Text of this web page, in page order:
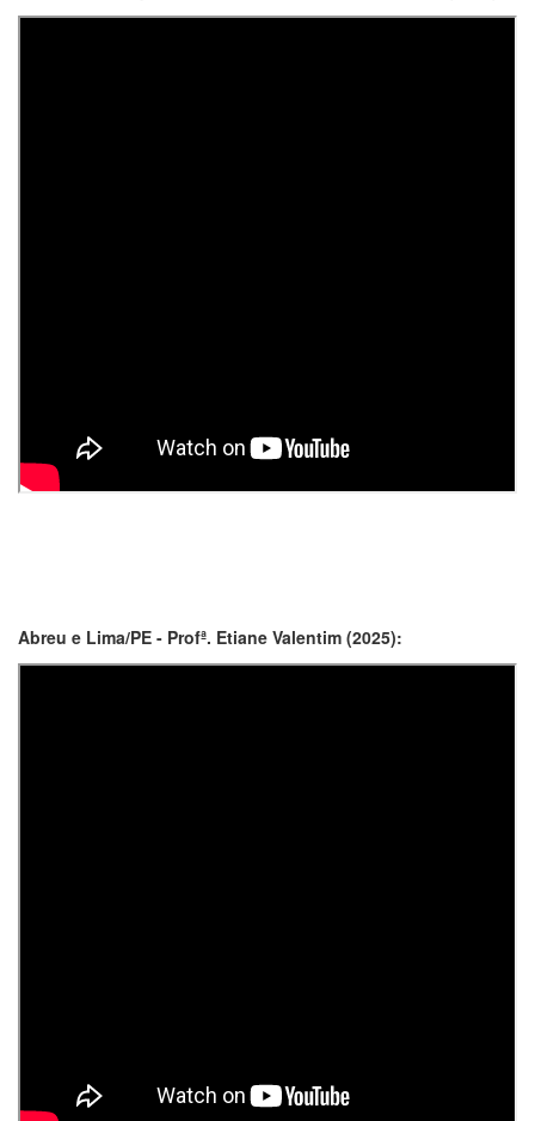
Abreu e Lima/PE - Profª. Etiane Valentim (2025):